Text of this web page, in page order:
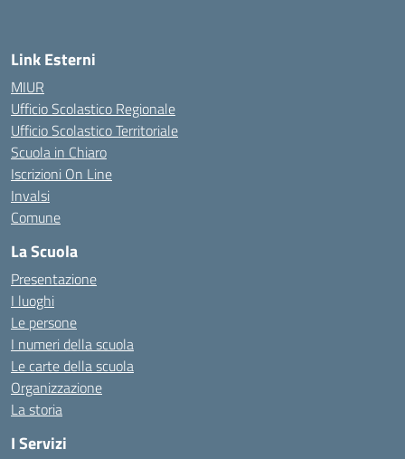
Link Esterni
MIUR
Ufficio Scolastico Regionale
Ufficio Scolastico Territoriale
Scuola in Chiaro
Iscrizioni On Line
Invalsi
Comune
La Scuola
Presentazione
I luoghi
Le persone
I numeri della scuola
Le carte della scuola
Organizzazione
La storia
I Servizi